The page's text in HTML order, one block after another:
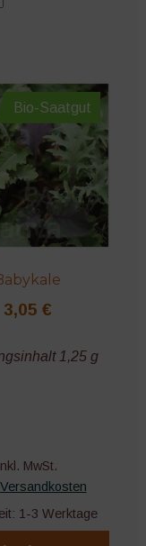
Bio-Saatgut
3,05 €
1,25 g
MwSt.
Versandkosten
1-3 Werktage